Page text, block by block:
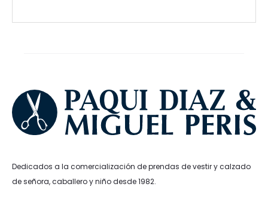
Dedicados a la comercialización de prendas de vestir y calzado
de señora, caballero y niño desde 1982.